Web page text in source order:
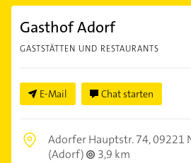
Gasthof Adorf
GASTSTÄTTEN UND RESTAURANTS
E-Mail Chat starten
Adorfer Hauptstr. 74,09221
(Adorf)
3,9 km